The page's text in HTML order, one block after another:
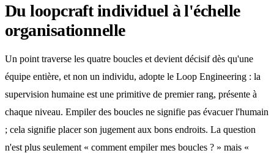
Du loopcraft individuel à l'échelle
organisationnelle
Un point traverse les quatre boucles et devient décisif dès qu'une
équipe entière, et non un individu, adopte le Loop Engineering : la
supervision humaine est une primitive de premier rang, présente à
chaque niveau. Empiler des boucles ne signifie pas évacuer l'humain
; cela signifie placer son jugement aux bons endroits. La question
n'est plus seulement « comment empiler mes boucles ? » mais «